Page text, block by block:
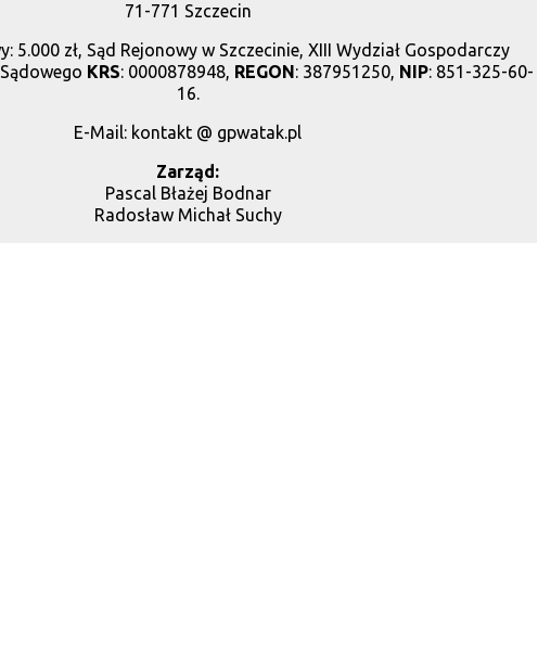
71-771 Szczecin
5.000 zł, Sąd Rejonowy w Szczecinie, XIII Wydział Gospodarczy
KRS: 0000878948, REGON: 387951250, NIP: 851-325-60-
16.
E-Mail: kontakt @ gpwatak.pl
Zarząd:
Pascal Błażej Bodnar
Radosław Michał Suchy